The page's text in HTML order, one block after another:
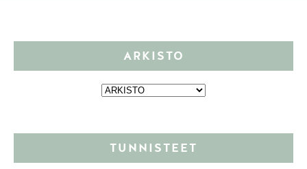
ARKISTO
TUNNISTEET